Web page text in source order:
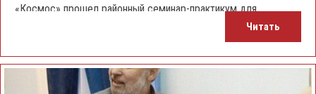
«Космос» прошел районный семинар-практикум для
Читать